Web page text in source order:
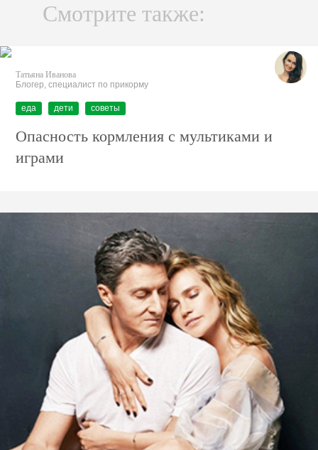
Смотрите также:
Татьяна Иванова
Блогер, специалист по прикорму
еда дети советы
Опасность кормления с мультиками и
играми